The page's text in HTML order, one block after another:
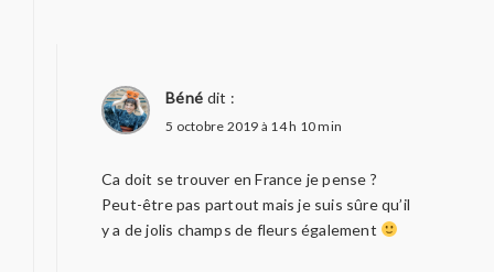
Béné dit :
5 octobre 2019 à 14 h 10 min
Ca doit se trouver en France je pense ?
Peut-être pas partout mais je suis sûre qu’il
y a de jolis champs de fleurs également